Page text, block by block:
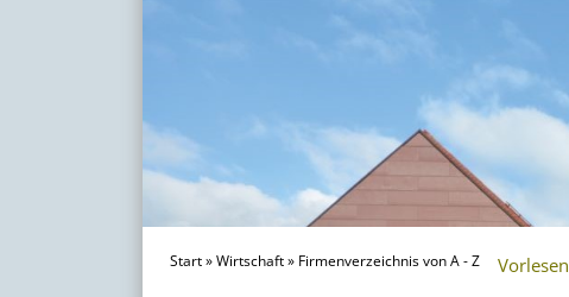
Start»Wirtschaft» Firmenverzeichnis von A - Z Vorlesen